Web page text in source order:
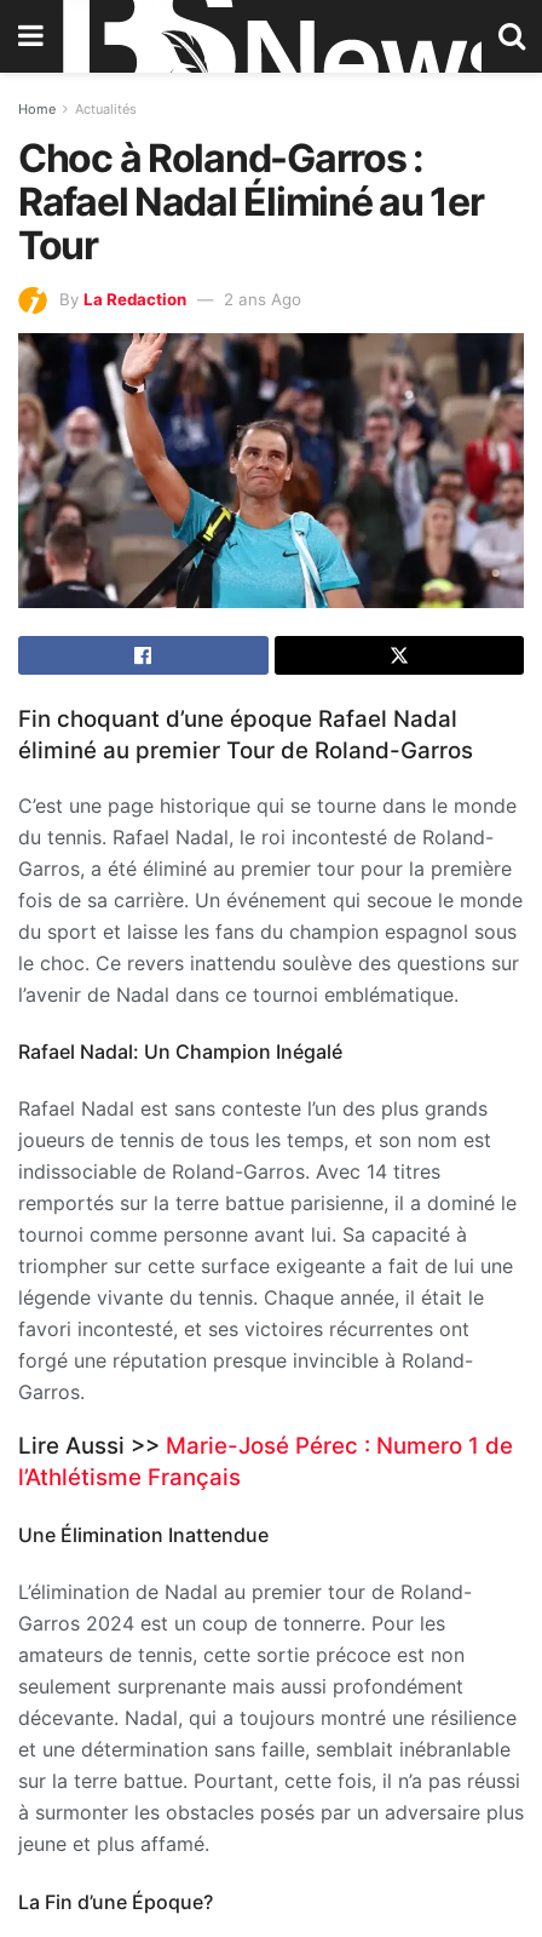
Home Actualités
Choc à Roland-Garros :
Rafael Nadal Éliminé au 1er
Tour
By La Redaction 2 ans Ago
Fin choquant d’une époque Rafael Nadal
éliminé au premier Tour de Roland-Garros
C’est une page historique qui se tourne dans le monde
du tennis. Rafael Nadal, le roi incontesté de Roland-
Garros, a été éliminé au premier tour pour la première
fois de sa carrière. Un événement qui secoue le monde
du sport et laisse les fans du champion espagnol sous
le choc. Ce revers inattendu soulève des questions sur
l’avenir de Nadal dans ce tournoi emblématique.
Rafael Nadal: Un Champion Inégalé
Rafael Nadal est sans conteste l’un des plus grands
joueurs de tennis de tous les temps, et son nom est
indissociable de Roland-Garros. Avec 14 titres
remportés sur la terre battue parisienne, il a dominé le
tournoi comme personne avant lui. Sa capacité à
triompher sur cette surface exigeante a fait de lui une
légende vivante du tennis. Chaque année, il était le
favori incontesté, et ses victoires récurrentes ont
forgé une réputation presque invincible à Roland-
Garros.
Lire Aussi >> Marie-José Pérec : Numero 1 de
l’Athlétisme Français
Une Élimination Inattendue
L’élimination de Nadal au premier tour de Roland-
Garros 2024 est un coup de tonnerre. Pour les
amateurs de tennis, cette sortie précoce est non
seulement surprenante mais aussi profondément
décevante. Nadal, qui a toujours montré une résilience
et une détermination sans faille, semblait inébranlable
sur la terre battue. Pourtant, cette fois, il n’a pas réussi
à surmonter les obstacles posés par un adversaire plus
jeune et plus affamé.
La Fin d’une Époque?